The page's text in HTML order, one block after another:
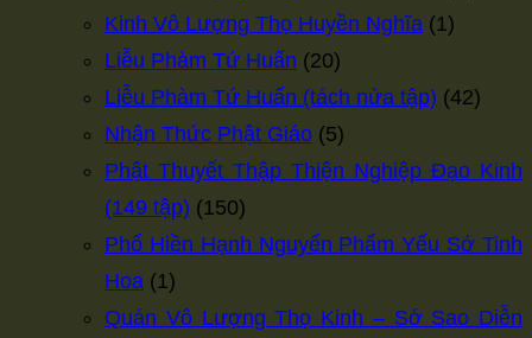
Kinh Vô Lượng Thọ Huyền Nghĩa (1)
Liễu Phàm Tứ Huấn (20)
Liễu Phàm Tứ Huấn (tách nửa tập) (42)
Nhận Thức Phật Giáo (5)
Phật Thuyết Thập Thiện Nghiệp Đạo Kinh
(149 tập) (150)
Phổ Hiền Hạnh Nguyển Phẩm Yếu Sớ Tinh
Hoa (1)
Quán Vô Lượng Thọ Kinh – Sớ Sao Diễn